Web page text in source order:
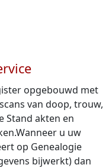
opgebouwd met
van doop, trouw,
Stand akten en
u uw
op Genealogie
bijwerkt) dan